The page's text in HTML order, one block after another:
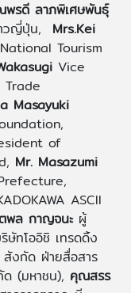
รดี ลาภพิเศษพันธุ์
วญี่ปุ่น, Mrs.Kei
Tourism
Vice
Masayuki
of
Mr. Masazumi
ASCII
พล กาญจนะผู้
ษัทโออิชิ เทรดดิ้ง
งกัด ฝ่ายสื่อสาร
(มหาชน), คุณสรร